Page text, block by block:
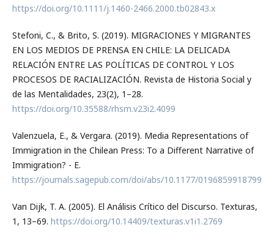
https://doi.org/10.1111/j.1460-2466.2000.tb02843.x
Stefoni, C., & Brito, S. (2019). MIGRACIONES Y MIGRANTES
EN LOS MEDIOS DE PRENSA EN CHILE: LA DELICADA
RELACIÓN ENTRE LAS POLÍTICAS DE CONTROL Y LOS
PROCESOS DE RACIALIZACIÓN. Revista de Historia Social y
de las Mentalidades, 23(2), 1–28.
https://doi.org/10.35588/rhsm.v23i2.4099
Valenzuela, E., & Vergara. (2019). Media Representations of
Immigration in the Chilean Press: To a Different Narrative of
Immigration? - E.
https://journals.sagepub.com/doi/abs/10.1177/
Van Dijk, T. A. (2005). El Análisis Crítico del Discurso. Texturas,
1, 13–69. https://doi.org/10.14409/texturas.v1i1.2769